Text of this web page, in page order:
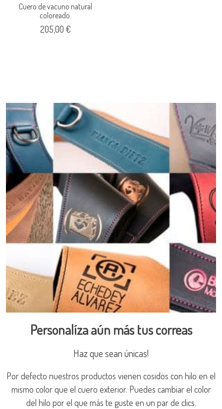
Cuero de vacuno natural
coloreado.
205,00 €
Personalíza aún más tus correas
Haz que sean únicas!
Por defecto nuestros productos vienen cosidos con hilo en el
mismo color que el cuero exterior. Puedes cambiar el color
del hilo por el que más te guste en un par de clics.